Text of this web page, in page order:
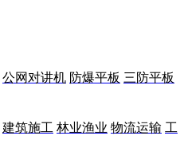
公网对讲机 防爆平板 三防平板
建筑施工 林业渔业 物流运输 工